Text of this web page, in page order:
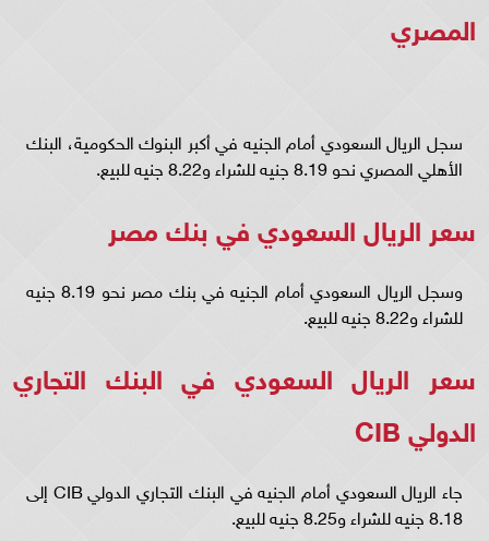
المصري
سجل الريال السعودي أمام الجنيه في أكبر البنوك الحكومية، البنك
الأهلي المصري نحو 8.19 جنيه للشراء و8.22 جنيه للبيع.
سعر الريال السعودي في بنك مصر
وسجل الريال السعودي أمام الجنيه في بنك مصر نحو 8.19 جنيه
للشراء و8.22 جنيه للبيع.
سعر الريال السعودي في البنك التجاري
الدولي CIB
جاء الريال السعودي أمام الجنيه في البنك التجاري الدولي CIB إلى
8.18 جنيه للشراء و8.25 جنيه للبيع.